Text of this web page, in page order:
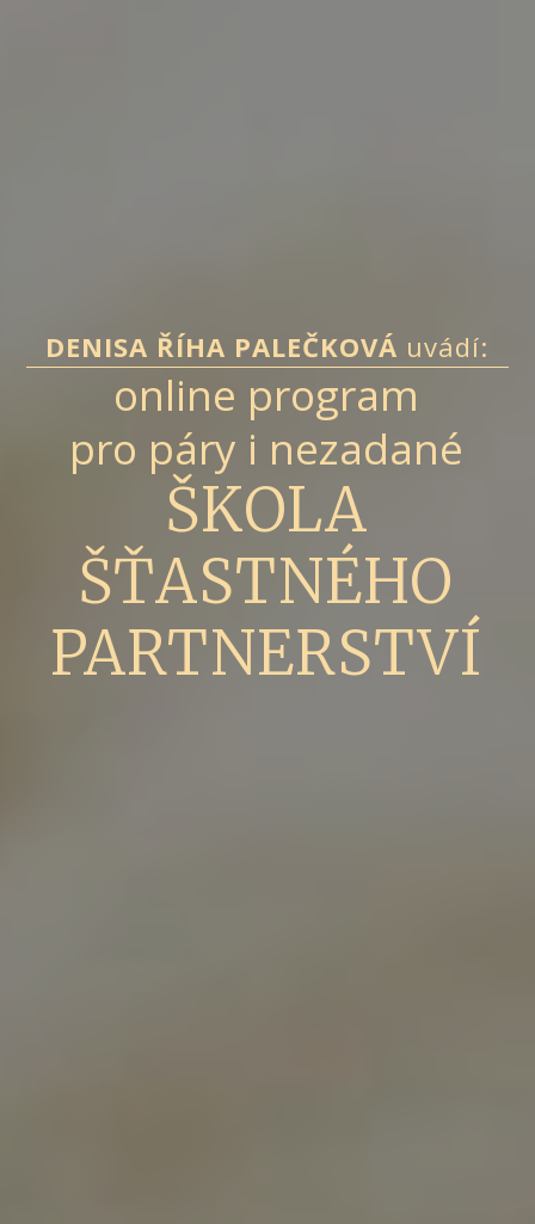
DENISA ŘÍHA PALEČKOVÁ uvádí:
online program
pro páry i nezadané
ŠKOLA
ŠŤASTNÉHO
PARTNERSTVÍ